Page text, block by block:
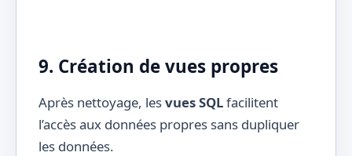
9. Création de vues propres
Après nettoyage, lesvues SQLfacilitent
l’accès aux données propres sans dupliquer
les données.